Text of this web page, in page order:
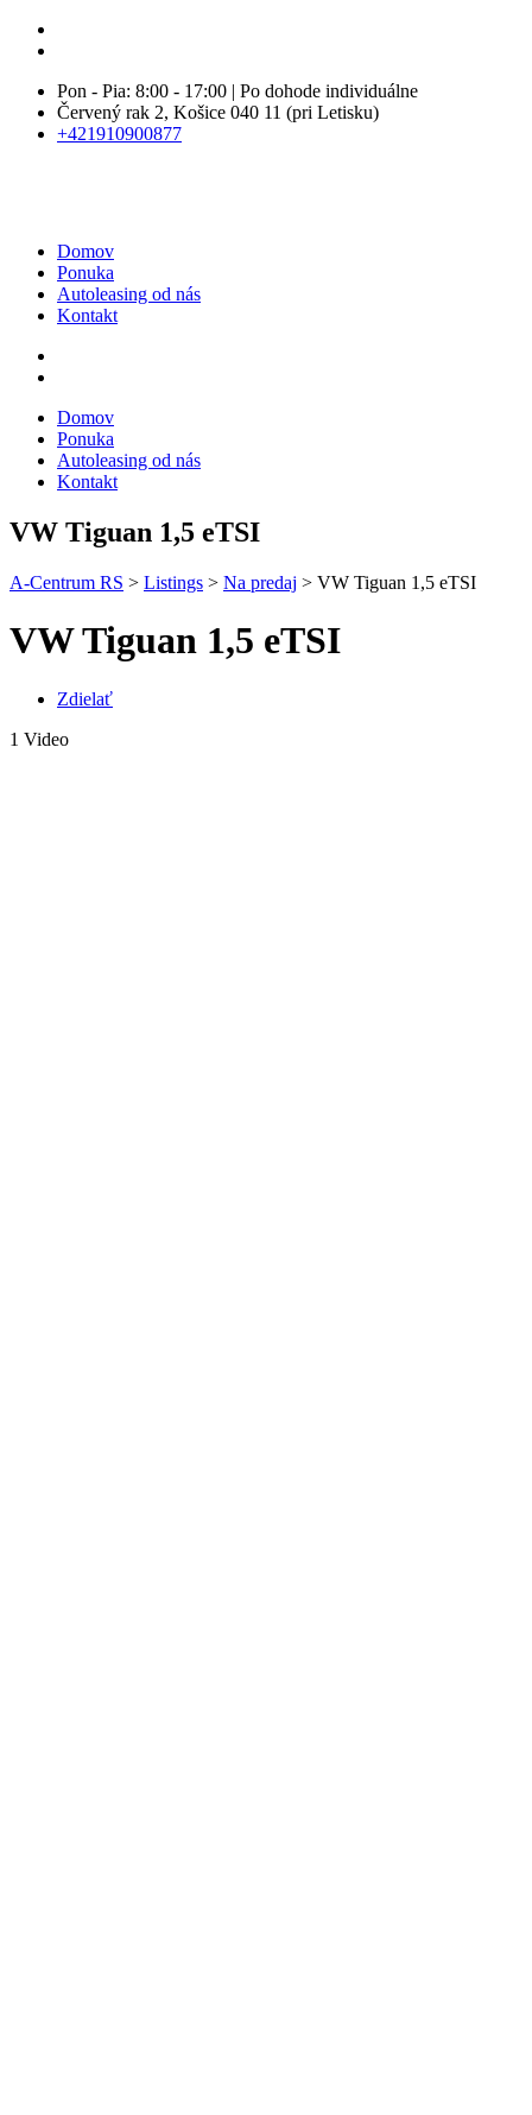
Pon - Pia: 8:00 - 17:00 | Po dohode individuálne
Červený rak 2, Košice 040 11 (pri Letisku)
+421910900877
Domov
Ponuka
Autoleasing od nás
Kontakt
Domov
Ponuka
Autoleasing od nás
Kontakt
VW Tiguan 1,5 eTSI
A-Centrum RS > Listings > Na predaj > VW Tiguan 1,5 eTSI
VW Tiguan 1,5 eTSI
Zdielať
1 Video